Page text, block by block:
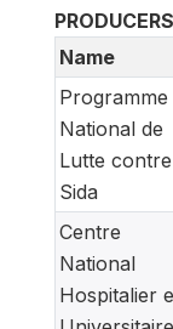
PRODUCERS
Name
Programme
National de
Lutte
Sida
Centre
National
Hospitalier